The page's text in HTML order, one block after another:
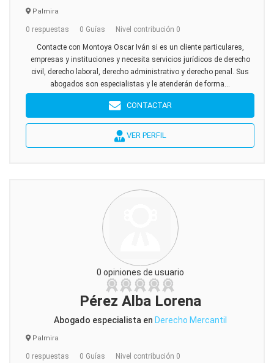
Palmira
0 respuestas 0 Guías Nivel contribución 0
Contacte con Montoya Oscar Iván si es un cliente particulares,
empresas y instituciones y necesita servicios jurídicos de derecho
civil, derecho laboral, derecho administrativo y derecho penal. Sus
abogados son especialistas y le atenderán de forma...
CONTACTAR
VER PERFIL
0 opiniones de usuario
Pérez Alba Lorena
Abogado especialista en Derecho Mercantil
Palmira
0 respuestas 0 Guías Nivel contribución 0